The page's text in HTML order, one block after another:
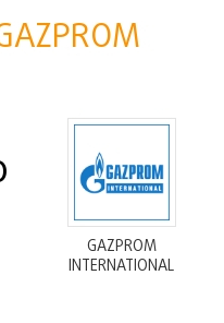
GAZPROM
INTERNATIONAL